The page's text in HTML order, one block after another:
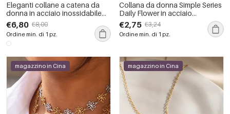
Eleganti collane a catena da
donna in acciaio inossidabile
color oro impermeabile
€6,80 €8,00
Ordine min. di 1 pz.
Collana da donna Simple Series
Daily Flower in acciaio
inossidabile impermeabile color
oro
€2,75 €3,24
Ordine min. di 1 pz.
magazzino in Cina magazzino in Cina